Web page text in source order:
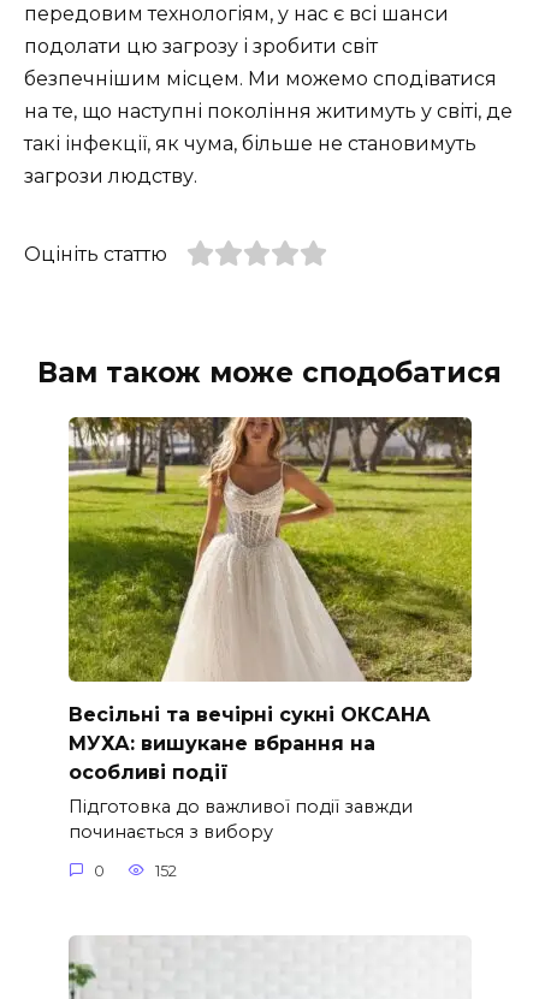
передовим технологіям, у нас є всі шанси
подолати цю загрозу і зробити світ
безпечнішим місцем. Ми можемо сподіватися
на те, що наступні покоління житимуть у світі, де
такі інфекції, як чума, більше не становимуть
загрози людству.
Оцініть статтю
Вам також може сподобатися
Весільні та вечірні сукні ОКСАНА
МУХА: вишукане вбрання на
особливі події
Підготовка до важливої події завжди
починається з вибору
0 152